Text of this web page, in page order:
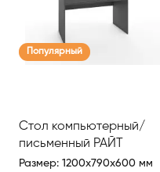
Популярный
Стол компьютерный/
письменный РАЙТ
Размер: 1200x790x600 мм